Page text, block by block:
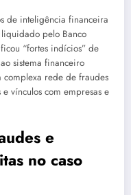
de inteligência financeira
liquidado pelo Banco
“fortes indícios” de
sistema financeiro
complexa rede de fraudes
vínculos com empresas e
e
no caso